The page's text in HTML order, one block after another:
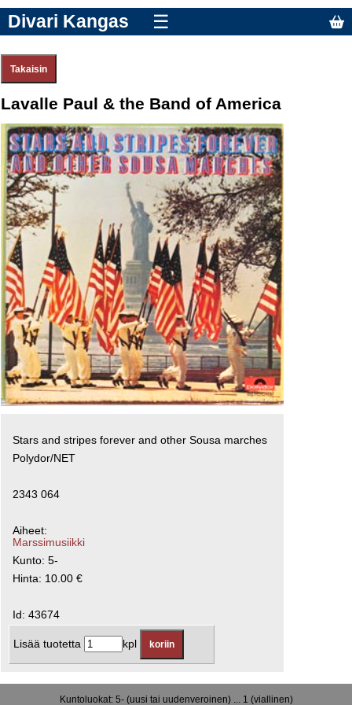
Divari Kangas ☰
Lavalle Paul & the Band of America
Stars and stripes forever and other Sousa marches
Polydor/NET
2343 064
Aiheet:
Marssimusiikki
Kunto: 5-
Hinta: 10.00 €
Id: 43674
Lisää tuotetta kpl
Kuntoluokat: 5- (uusi tai uudenveroinen) ... 1 (viallinen)